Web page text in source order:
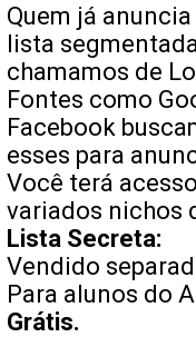
Quem já
lista
chamamos de
Fontes como
Facebook
esses para
Você terá
variados nichos
Lista Secreta:
Vendido
Para alunos do
Grátis.